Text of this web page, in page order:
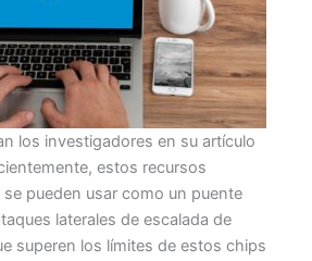
los investigadores en su artículo
estos recursos
pueden usar como un puente
laterales de escalada de
superen los límites de estos chips